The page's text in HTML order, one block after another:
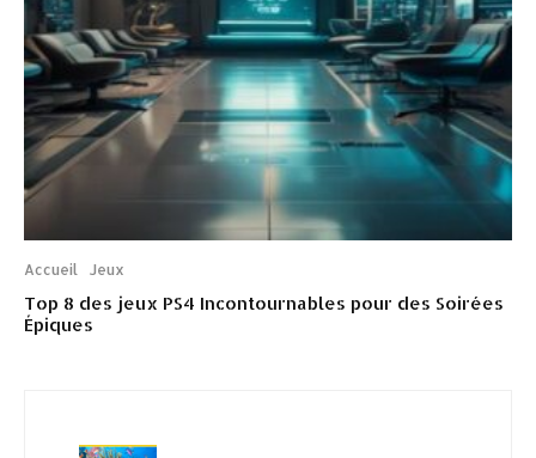
Accueil Jeux
Top 8 des jeux PS4 Incontournables pour des Soirées
Épiques